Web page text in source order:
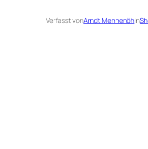
Verfasst vonArndt Mennenöhin